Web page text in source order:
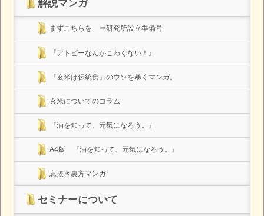
解説マンガ
まずこちらを ⇒研究所設立準備号
『アトピーなんかこわくない！』
『玄米は伝統食』のウソを暴くマンガ。
玄米についてのコラム
『油を知って、元気になろう。』
A4版 『油を知って、元気になろう。』
息抜き裏方マンガ
セミナーについて